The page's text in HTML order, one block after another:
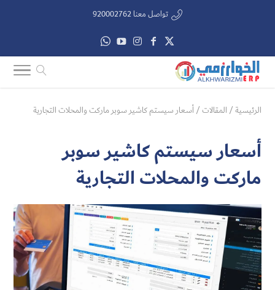
تواصل معنا 920002762
الرئيسية/ المقالات/أسعار سيستم كاشير سوبر ماركت والمحلات التجارية
أسعار سيستم كاشير سوبر
ماركت والمحلات التجارية